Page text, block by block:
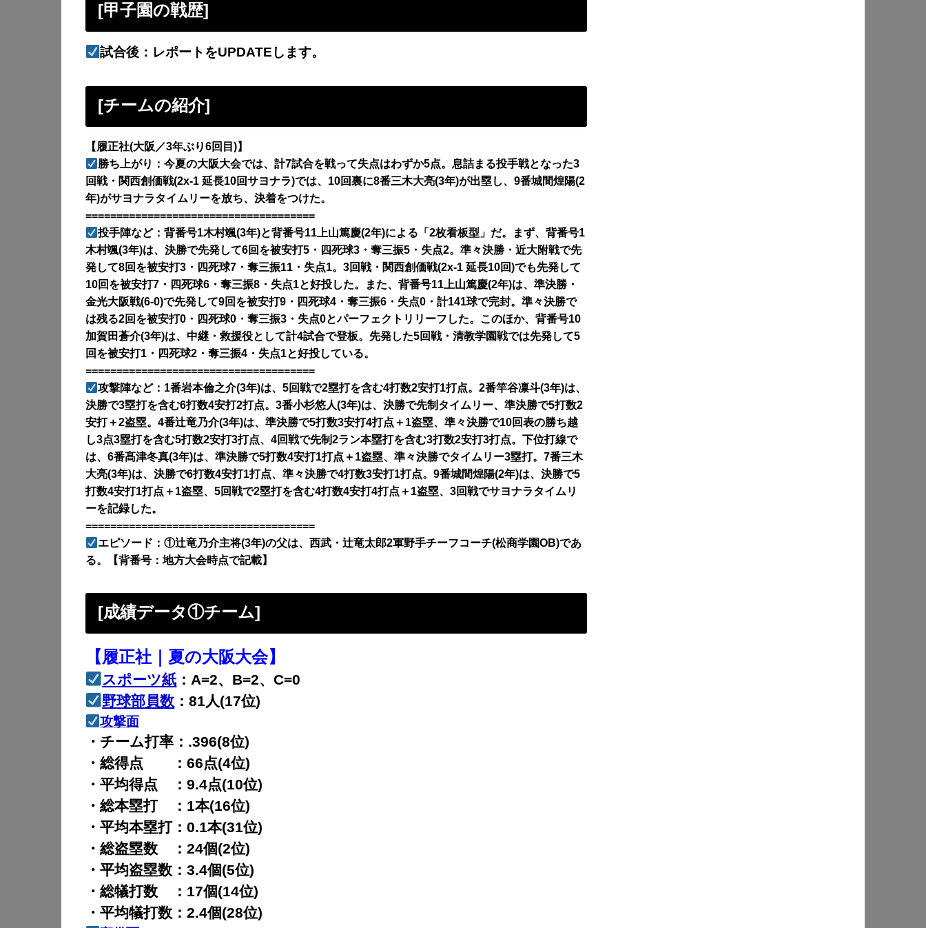
[甲子園の戦歴]
試合後：レポートをUPDATEします。
[チームの紹介]
【履正社(大阪／3年ぶり6回目)】
勝ち上がり：今夏の大阪大会では、計7試合を戦って失点はわずか5点。息詰まる投手戦となった3
回戦・関西創価戦(2x-1 延長10回サヨナラ)では、10回裏に8番三木大亮(3年)が出塁し、9番城間煌陽(2
年)がサヨナラタイムリーを放ち、決着をつけた。
=====================================
投手陣など：背番号1木村颯(3年)と背番号11上山篤慶(2年)による「2枚看板型」だ。まず、背番号1
木村颯(3年)は、決勝で先発して6回を被安打5・四死球3・奪三振5・失点2。準々決勝・近大附戦で先
発して8回を被安打3・四死球7・奪三振11・失点1。3回戦・関西創価戦(2x-1 延長10回)でも先発して
10回を被安打7・四死球6・奪三振8・失点1と好投した。また、背番号11上山篤慶(2年)は、準決勝・
金光大阪戦(6-0)で先発して9回を被安打9・四死球4・奪三振6・失点0・計141球で完封。準々決勝で
は残る2回を被安打0・四死球0・奪三振3・失点0とパーフェクトリリーフした。このほか、背番号10
加賀田蒼介(3年)は、中継・救援役として計4試合で登板。先発した5回戦・清教学園戦では先発して5
回を被安打1・四死球2・奪三振4・失点1と好投している。
=====================================
攻撃陣など：1番岩本倫之介(3年)は、5回戦で2塁打を含む4打数2安打1打点。2番竿谷凛斗(3年)は、
決勝で3塁打を含む6打数4安打2打点。3番小杉悠人(3年)は、決勝で先制タイムリー、準決勝で5打数2
安打＋2盗塁。4番辻竜乃介(3年)は、準決勝で5打数3安打4打点＋1盗塁、準々決勝で10回表の勝ち越
し3点3塁打を含む5打数2安打3打点、4回戦で先制2ラン本塁打を含む3打数2安打3打点。下位打線で
は、6番髙津冬真(3年)は、準決勝で5打数4安打1打点＋1盗塁、準々決勝でタイムリー3塁打。7番三木
大亮(3年)は、決勝で6打数4安打1打点、準々決勝で4打数3安打1打点。9番城間煌陽(2年)は、決勝で5
打数4安打1打点＋1盗塁、5回戦で2塁打を含む4打数4安打4打点＋1盗塁、3回戦でサヨナラタイムリ
ーを記録した。
=====================================
エピソード：①辻竜乃介主将(3年)の父は、西武・辻竜太郎2軍野手チーフコーチ(松商学園OB)であ
る。【背番号：地方大会時点で記載】
[成績データ①チーム]
【履正社｜夏の大阪大会】
スポーツ紙 ：A=2、B=2、C=0
野球部員数 ：81人(17位)
攻撃面
・チーム打率：.396(8位)
・総得点 ：66点(4位)
・平均得点 ：9.4点(10位)
・総本塁打 ：1本(16位)
・平均本塁打：0.1本(31位)
・総盗塁数 ：24個(2位)
・平均盗塁数：3.4個(5位)
・総犠打数 ：17個(14位)
・平均犠打数：2.4個(28位)